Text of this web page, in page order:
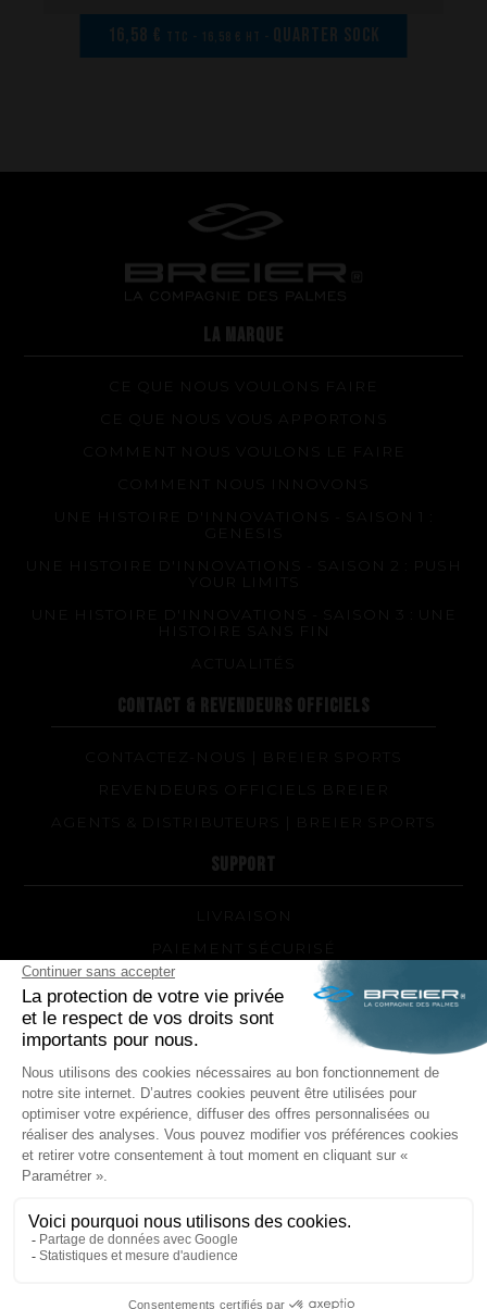
16,58 € TTC - 16,58 € HT - Quarter sock
LA MARQUE
CE QUE NOUS VOULONS FAIRE
CE QUE NOUS VOUS APPORTONS
COMMENT NOUS VOULONS LE FAIRE
UNE HISTOIRE D'INNOVATIONS - SAISON 1 :
GENESIS
UNE HISTOIRE D'INNOVATIONS - SAISON 2 : PUSH
YOUR LIMITS
UNE HISTOIRE D'INNOVATIONS - SAISON 3 : UNE
HISTOIRE SANS FIN
CONTACT & REVENDEURS OFFICIELS
CONTACTEZ-NOUS | BREIER SPORTS
REVENDEURS OFFICIELS BREIER
AGENTS & DISTRIBUTEURS | BREIER SPORTS
SUPPORT
LIVRAISON
PAIEMENT SÉCURISÉ
QUEL MODÈLE DE PALMES ET QUELLE DURETÉ
POUR MOI ?
RÉPARATIONS DE VOS PALMES BREIER
QUESTIONS FRÉQUENTES SUR LES PRODUITS ET
LA FABRICATION
NOUS SUIVRE
POLITIQUE DE CONFIDENTIALITÉ
MENTIONS LÉGALES
PLAN DU SITE